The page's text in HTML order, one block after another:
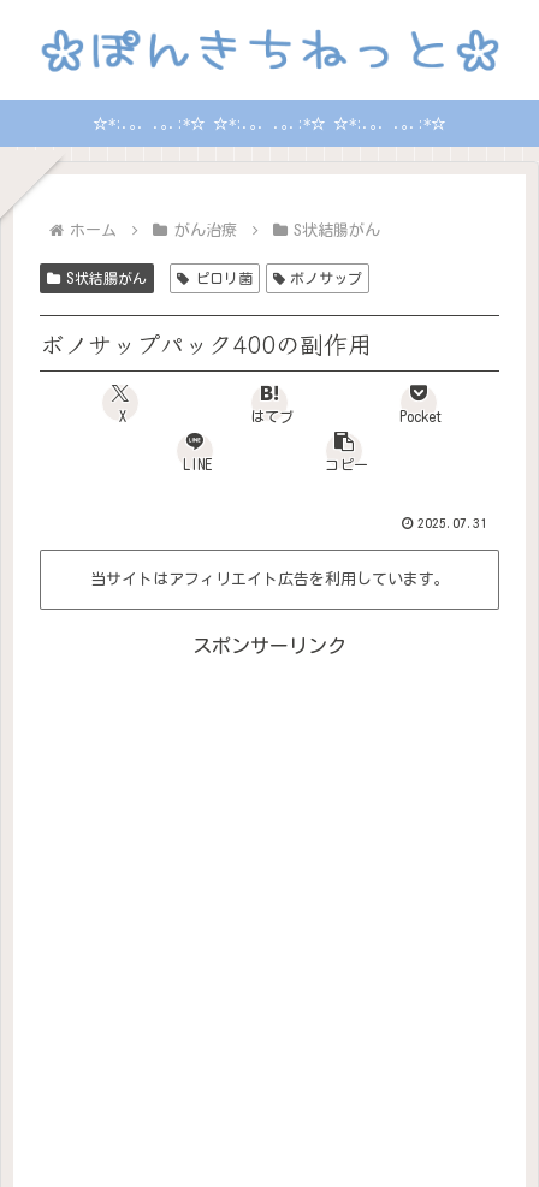
☆*:.｡. .｡.:*☆ ☆*:.｡. .｡.:*☆ ☆*:.｡. .｡.:*☆
ホーム がん治療 S状結腸がん
S状結腸がん ピロリ菌 ボノサップ
ボノサップパック400の副作用
X はてブ Pocket
LINE コピー
2025.07.31
当サイトはアフィリエイト広告を利用しています。
スポンサーリンク